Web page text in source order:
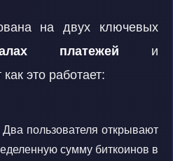
на двух ключевых
платежей и
как это работает:
Два пользователя открывают
сумму биткоинов в